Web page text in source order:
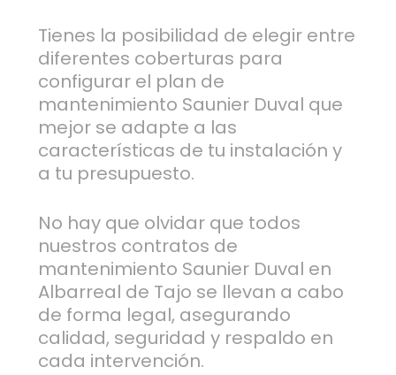
Tienes la posibilidad de elegir entre
diferentes coberturas para
configurar el plan de
mantenimiento Saunier Duval que
mejor se adapte a las
características de tu instalación y
a tu presupuesto.
No hay que olvidar que todos
nuestros contratos de
mantenimiento Saunier Duval en
Albarreal de Tajo se llevan a cabo
de forma legal, asegurando
calidad, seguridad y respaldo en
cada intervención.